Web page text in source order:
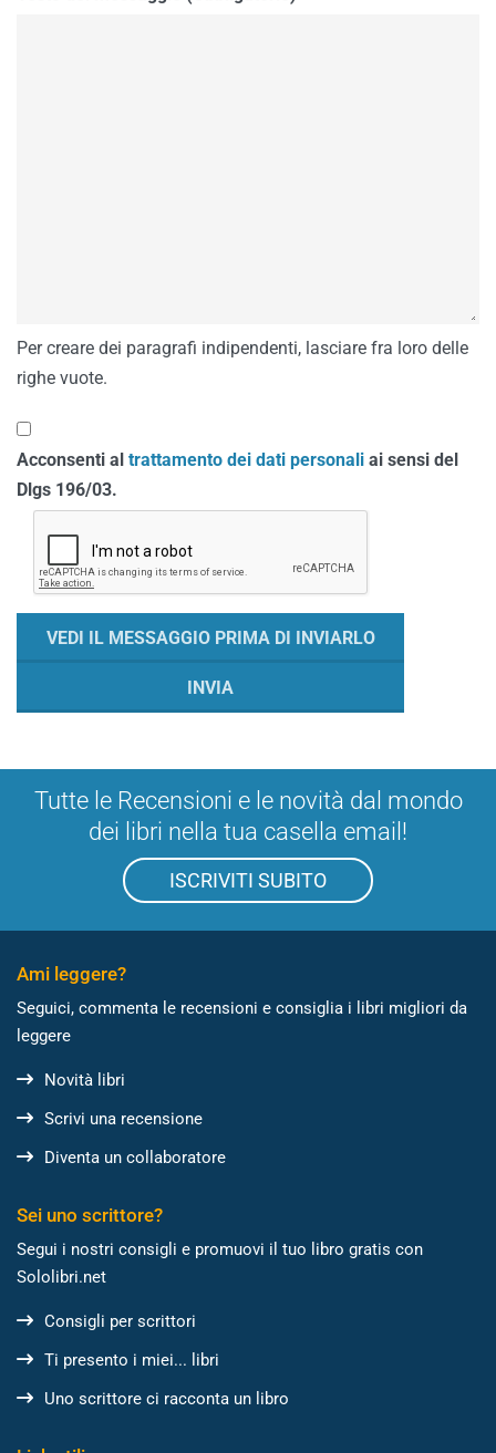
Per creare dei paragrafi indipendenti, lasciare fra loro delle
righe vuote.
Acconsenti al trattamento dei dati personali ai sensi del
Dlgs 196/03.
Tutte le Recensioni e le novità dal mondo
dei libri nella tua casella email!
ISCRIVITI SUBITO
Ami leggere?
Seguici, commenta le recensioni e consiglia i libri migliori da
leggere
Novità libri
Scrivi una recensione
Diventa un collaboratore
Sei uno scrittore?
Segui i nostri consigli e promuovi il tuo libro gratis con
Sololibri.net
Consigli per scrittori
Ti presento i miei... libri
Uno scrittore ci racconta un libro